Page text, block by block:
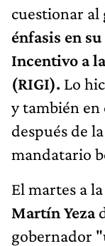
cuestionar al
énfasis en
Incentivo a
(RIGI). Lo
y también en
después de la
mandatario
El martes a
Martín Yeza
gobernador